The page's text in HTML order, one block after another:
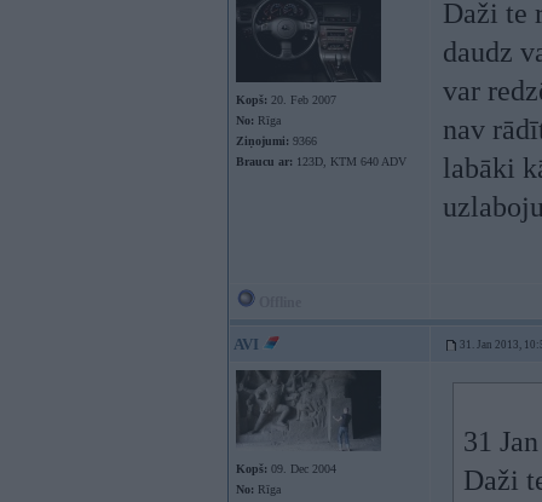
Kopš: 20. Feb 2007
No: Rīga
Ziņojumi: 9366
Braucu ar: 123D, KTM 640 ADV
Daži te
daudz
var
nav
labāki
AVI 31. Jan 2013,
Kopš: 09. Dec 2004
No: Rīga
31
Daži